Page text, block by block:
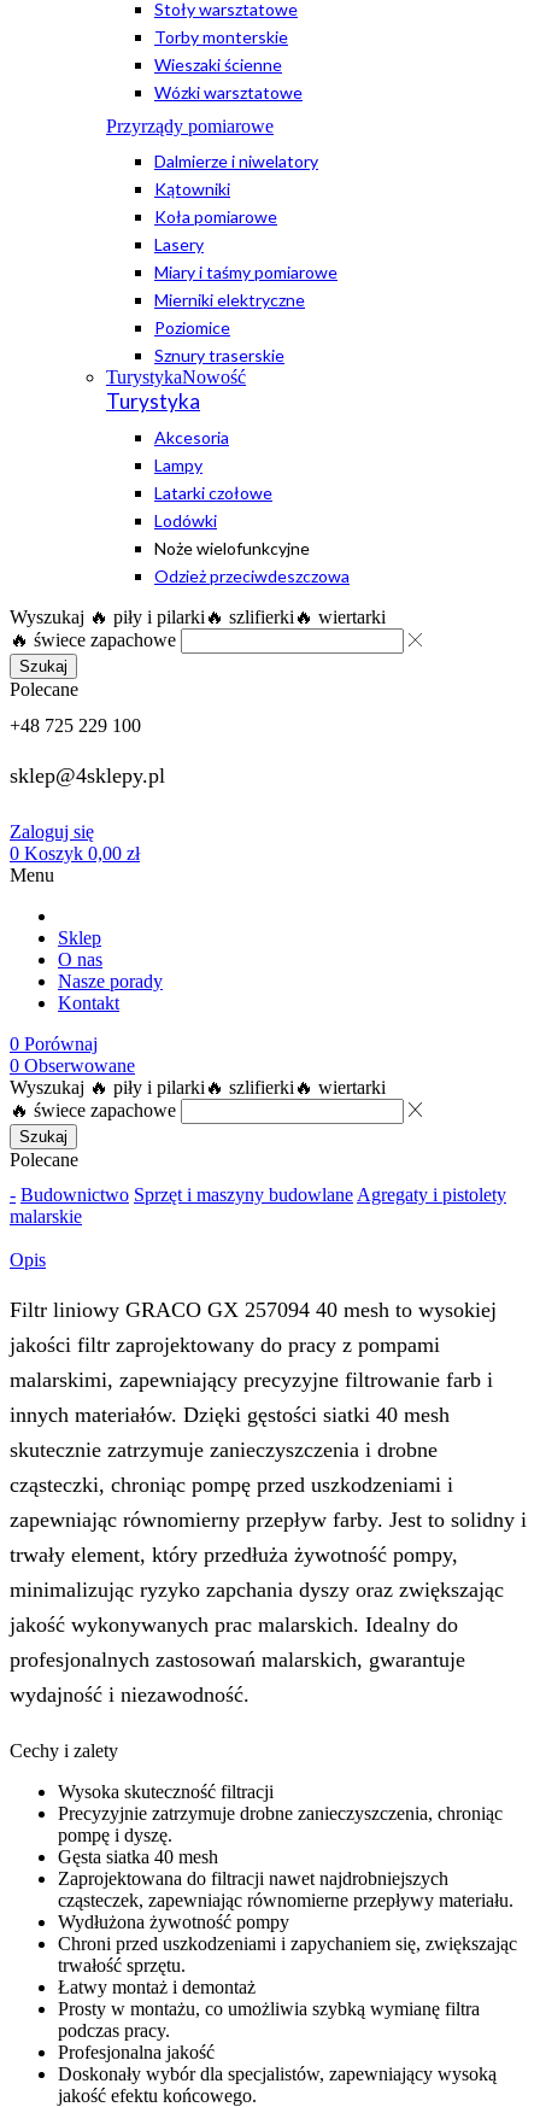
Stoły warsztatowe
Torby monterskie
Wieszaki ścienne
Wózki warsztatowe
Przyrządy pomiarowe
Dalmierze i niwelatory
Kątowniki
Koła pomiarowe
Lasery
Miary i taśmy pomiarowe
Mierniki elektryczne
Poziomice
Sznury traserskie
TurystykaNowość
Turystyka
Akcesoria
Lampy
Latarki czołowe
Lodówki
Noże wielofunkcyjne
Odzież przeciwdeszczowa
Wyszukaj 🔥 piły i pilarki 🔥 szlifierki 🔥 wiertarki
🔥 świece zapachowe
Szukaj
Polecane
+48 725 229 100
sklep@4sklepy.pl
Zaloguj się
0 Koszyk 0,00 zł
Menu
Sklep
O nas
Nasze porady
Kontakt
0 Porównaj
0 Obserwowane
Wyszukaj 🔥 piły i pilarki 🔥 szlifierki 🔥 wiertarki
🔥 świece zapachowe
Szukaj
Polecane
- Budownictwo Sprzęt i maszyny budowlane Agregaty i pistolety
malarskie
Opis
Filtr liniowy GRACO GX 257094 40 mesh to wysokiej
jakości filtr zaprojektowany do pracy z pompami
malarskimi, zapewniający precyzyjne filtrowanie farb i
innych materiałów. Dzięki gęstości siatki 40 mesh
skutecznie zatrzymuje zanieczyszczenia i drobne
cząsteczki, chroniąc pompę przed uszkodzeniami i
zapewniając równomierny przepływ farby. Jest to solidny i
trwały element, który przedłuża żywotność pompy,
minimalizując ryzyko zapchania dyszy oraz zwiększając
jakość wykonywanych prac malarskich. Idealny do
profesjonalnych zastosowań malarskich, gwarantuje
wydajność i niezawodność.
Cechy i zalety
Wysoka skuteczność filtracji
Precyzyjnie zatrzymuje drobne zanieczyszczenia, chroniąc
pompę i dyszę.
Gęsta siatka 40 mesh
Zaprojektowana do filtracji nawet najdrobniejszych
cząsteczek, zapewniając równomierne przepływy materiału.
Wydłużona żywotność pompy
Chroni przed uszkodzeniami i zapychaniem się, zwiększając
trwałość sprzętu.
Łatwy montaż i demontaż
Prosty w montażu, co umożliwia szybką wymianę filtra
podczas pracy.
Profesjonalna jakość
Doskonały wybór dla specjalistów, zapewniający wysoką
jakość efektu końcowego.